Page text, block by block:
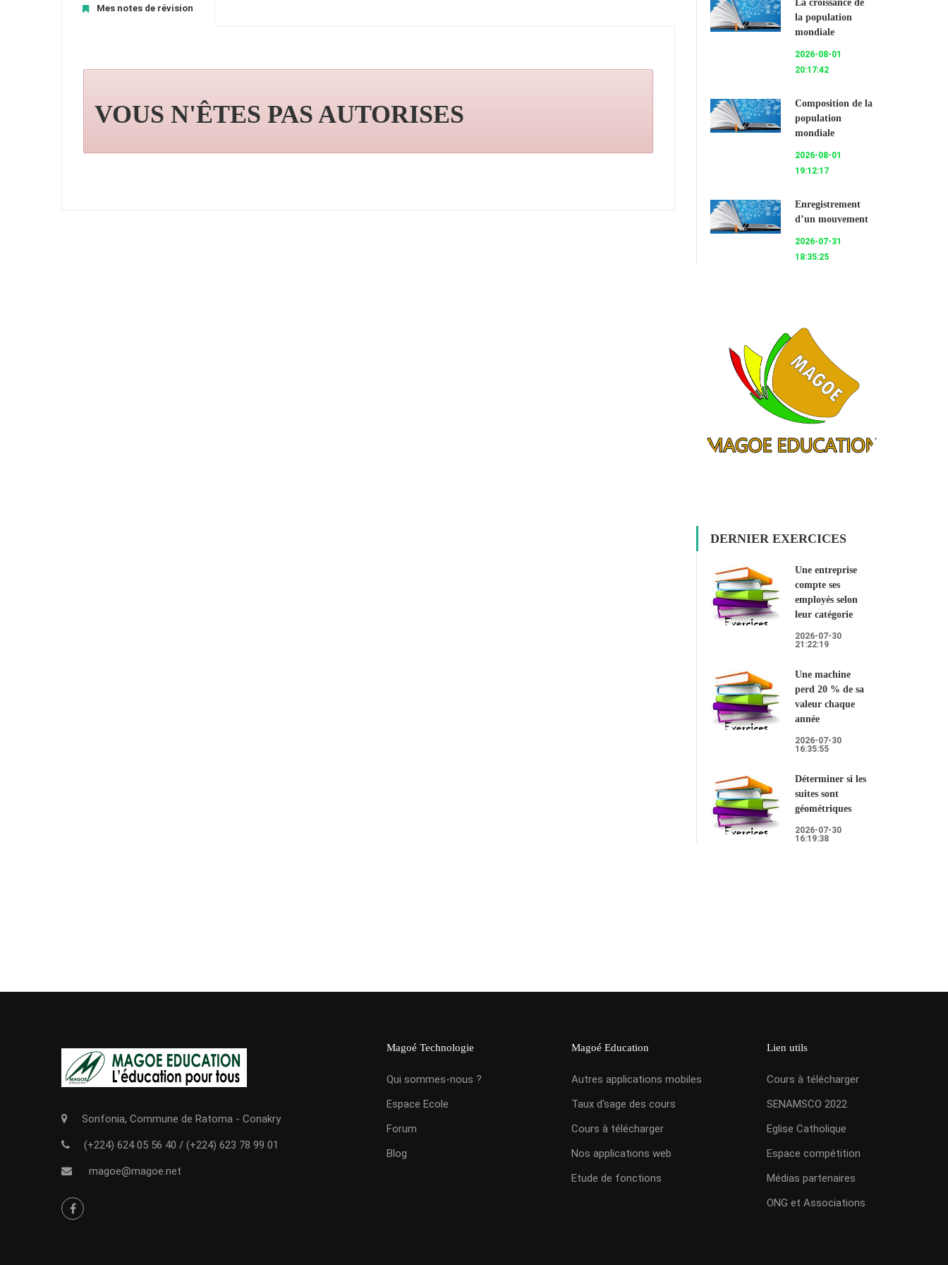
Mes notes de révision
VOUS N'ÊTES PAS AUTORISES
La croissance de
la population
mondiale
2026-08-01
20:17:42
Composition de la
population
mondiale
2026-08-01
19:12:17
Enregistrement
d’un mouvement
2026-07-31
18:35:25
DERNIER EXERCICES
Une entreprise
compte ses
employés selon
leur catégorie
2026-07-30
21:22:19
Une machine
perd 20 % de sa
valeur chaque
année
2026-07-30
16:35:55
Déterminer si les
suites sont
géométriques
2026-07-30
16:19:38
Sonfonia, Commune de Ratoma - Conakry
(+224) 624 05 56 40 / (+224) 623 78 99 01
magoe@magoe.net
Magoé Technologie
Qui sommes-nous ?
Espace Ecole
Forum
Blog
Magoé Education
Autres applications mobiles
Taux d'sage des cours
Cours à télécharger
Nos applications web
Etude de fonctions
Lien utils
Cours à télécharger
SENAMSCO 2022
Eglise Catholique
Espace compétition
Médias partenaires
ONG et Associations